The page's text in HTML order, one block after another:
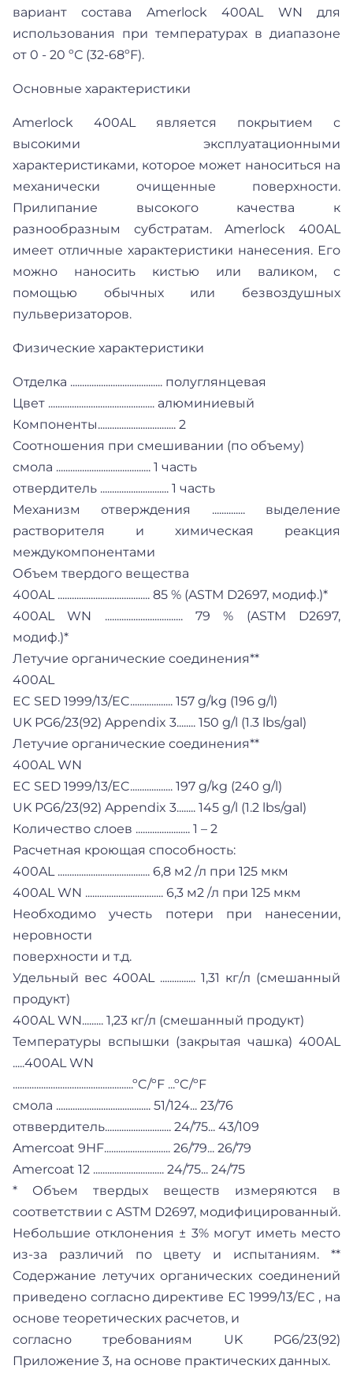
вариант состава Amerlock 400AL WN для
использования при температурах в диапазоне
от 0 - 20 ºС (32-68ºF).
Основные характеристики
Amerlock 400AL является покрытием с
высокими эксплуатационными
характеристиками, которое может наноситься на
механически очищенные поверхности.
Прилипание высокого качества к
разнообразным субстратам. Amerlock 400AL
имеет отличные характеристики нанесения. Его
можно наносить кистью или валиком, с
помощью обычных или безвоздушных
пульверизаторов.
Физические характеристики
Отделка ....................................... полуглянцевая
Цвет ............................................. алюминиевый
Компоненты................................. 2
Соотношения при смешивании (по объему)
смола ........................................ 1 часть
отвердитель ............................. 1 часть
Механизм отверждения .............. выделение
растворителя и химическая реакция
междукомпонентами
Объем твердого вещества
400AL ....................................... 85 % (ASTM D2697, модиф.)*
400AL WN ................................. 79 % (ASTM D2697,
модиф.)*
Летучие органические соединения**
400AL
EC SED 1999/13/EC.................. 157 g/kg (196 g/l)
UK PG6/23(92) Appendix 3........ 150 g/l (1.3 lbs/gal)
Летучие органические соединения**
400AL WN
EC SED 1999/13/EC.................. 197 g/kg (240 g/l)
UK PG6/23(92) Appendix 3........ 145 g/l (1.2 lbs/gal)
Количество слоев ....................... 1 – 2
Расчетная кроющая способность:
400AL ....................................... 6,8 м2 /л при 125 мкм
400AL WN ................................. 6,3 м2 /л при 125 мкм
Необходимо учесть потери при нанесении,
неровности
поверхности и т.д.
Удельный вес 400AL ............... 1,31 кг/л (смешанный
продукт)
400AL WN......... 1,23 кг/л (смешанный продукт)
Температуры вспышки (закрытая чашка) 400AL
.....400AL WN
...................................................ºC/ºF ...ºC/ºF
смола ........................................ 51/124... 23/76
отввердитель............................ 24/75... 43/109
Amercoat 9НF............................ 26/79... 26/79
Amercoat 12 .............................. 24/75... 24/75
* Объем твердых веществ измеряются в
соответствии с ASTM D2697, модифицированный.
Небольшие отклонения ± 3% могут иметь место
из-за различий по цвету и испытаниям. **
Содержание летучих органических соединений
приведено согласно директиве ЕС 1999/13/EC , на
основе теоретических расчетов, и
согласно требованиям UK PG6/23(92)
Приложение 3, на основе практических данных.